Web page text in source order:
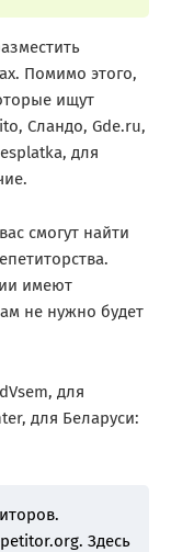
Помимо этого,
ищут
Сландо, Gde.ru,
для
смогут найти
имеют
не нужно будет
для
для Беларуси:
Здесь